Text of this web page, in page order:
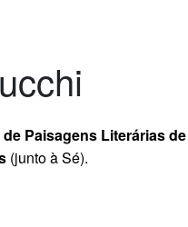
Paisagens Literárias
(junto à Sé).